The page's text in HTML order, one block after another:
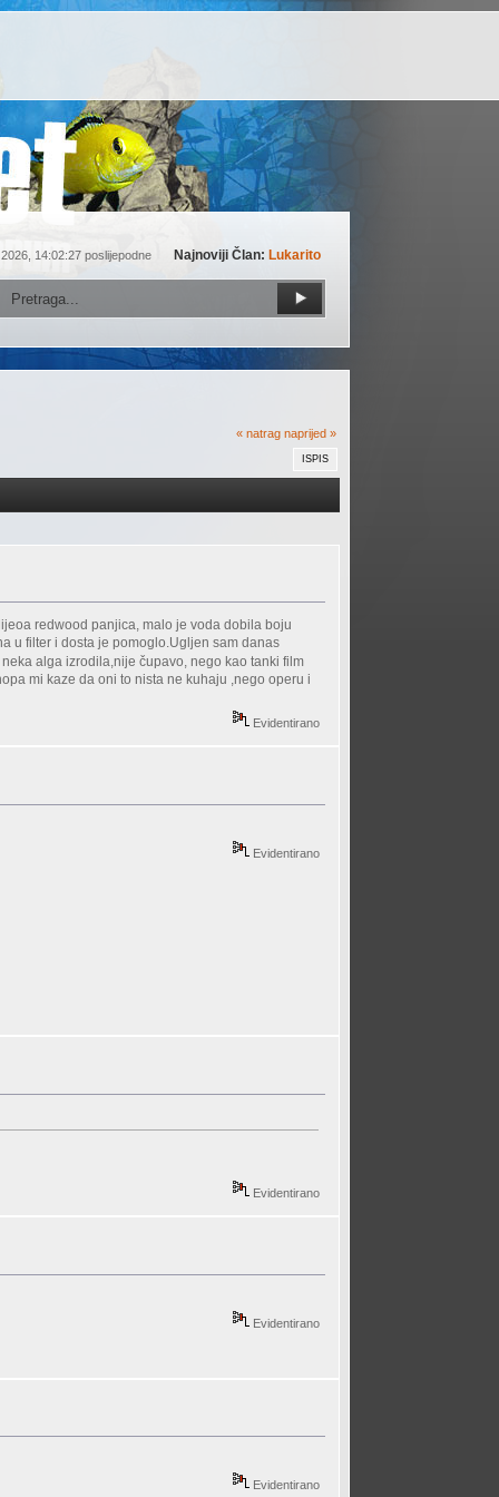
14:02:27 poslijepodne Najnoviji Član: Lukarito
« natrag naprijed »
ISPIS
redwood panjica, malo je voda dobila boju
u filter i dosta je pomoglo.Ugljen sam danas
neka alga izrodila,nije čupavo, nego kao tanki film
mi kaze da oni to nista ne kuhaju ,nego operu i
Evidentirano
Evidentirano
Evidentirano
Evidentirano
Evidentirano